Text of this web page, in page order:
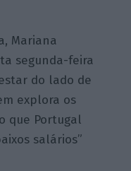
Mariana
segunda-feira
do lado de
explora os
que Portugal
salários”